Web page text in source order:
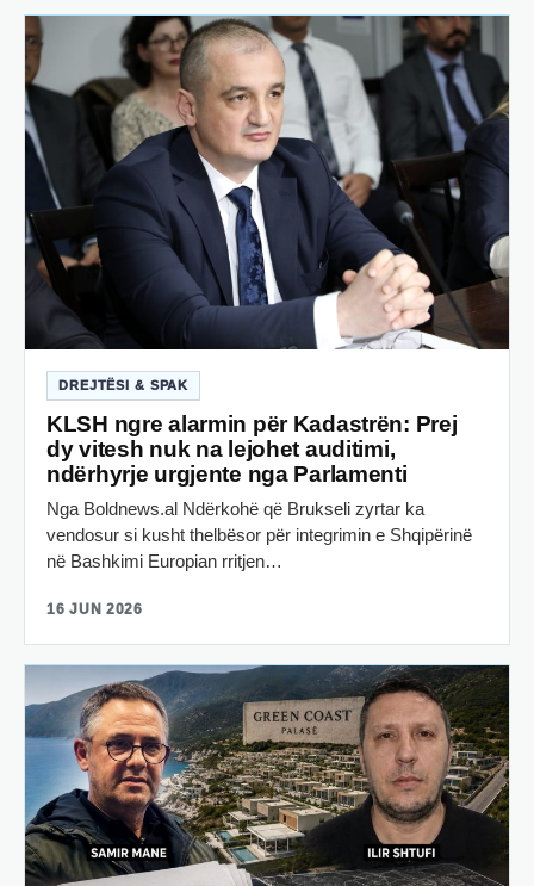
DREJTËSI & SPAK
KLSH ngre alarmin për Kadastrën: Prej
dy vitesh nuk na lejohet auditimi,
ndërhyrje urgjente nga Parlamenti
Nga Boldnews.al Ndërkohë që Brukseli zyrtar ka
vendosur si kusht thelbësor për integrimin e Shqipërinë
në Bashkimi Europian rritjen…
16 JUN 2026